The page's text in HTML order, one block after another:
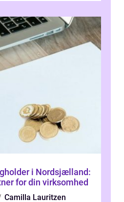
i Nordsjælland:
for din virksomhed
Camilla Lauritzen